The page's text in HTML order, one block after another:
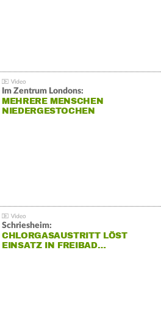
Im Zentrum Londons:
MEHRERE MENSCHEN
NIEDERGESTOCHEN
Schriesheim:
CHLORGASAUSTRITT LÖST
EINSATZ IN FREIBAD…